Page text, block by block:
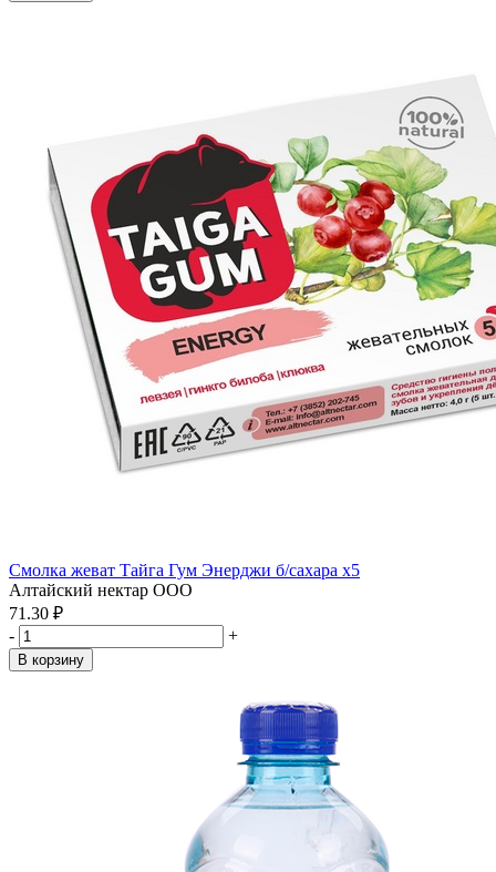
Смолка жеват Тайга Гум Энерджи б/сахара x5
Алтайский нектар ООО
71.30 ₽
-
+
В корзину